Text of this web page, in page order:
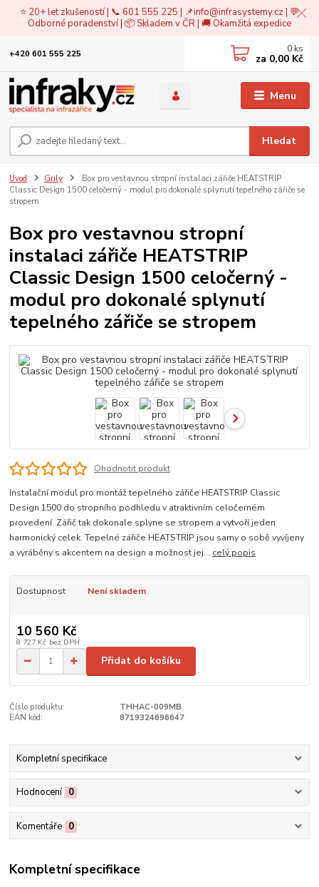
⭐ 20+ let zkušeností | 📞 601 555 225 | 📌info@infrasystemy.cz| 💬
Odborné poradenství | 📦 Skladem v ČR | 🚚 Okamžitá expedice
Menu
Hledat
+420 601 555 225 0 ks
za 0,00 Kč
Úvod Grily
Box pro vestavnou stropní instalaci zářiče HEATSTRIP
Classic Design 1500 celočerný - modul pro dokonalé splynutí tepelného zářiče se
stropem
Box pro vestavnou stropní
instalaci zářiče HEATSTRIP
Classic Design 1500 celočerný -
modul pro dokonalé splynutí
tepelného zářiče se stropem
Ohodnotit produkt
Instalační modul pro montáž tepelného zářiče HEATSTRIP Classic
Design 1500 do stropního podhledu v atraktivním celočerném
provedení. Zářič tak dokonale splyne se stropem a vytvoří jeden
harmonický celek. Tepelné zářiče HEATSTRIP jsou samy o sobě vyvíjeny
a vyráběny s akcentem na design a možnost jej... celý popis
Dostupnost Není skladem
10 560 Kč
8 727 Kč bez DPH
Přidat do košíku
Číslo produktu:
THHAC-009MB
EAN kód:
8719324696647
Kompletní specifikace
Hodnocení 0
Komentáře 0
Kompletní specifikace